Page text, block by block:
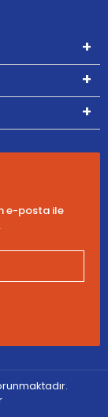
e-posta ile